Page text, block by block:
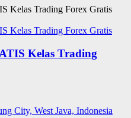
Kelas Trading
City, West Java, Indonesia